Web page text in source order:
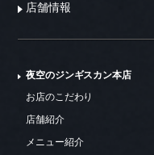
店舗情報
夜空のジンギスカン本店
お店のこだわり
店舗紹介
メニュー紹介